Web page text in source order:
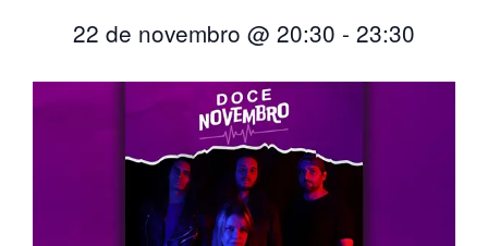
22 de novembro @ 20:30 - 23:30